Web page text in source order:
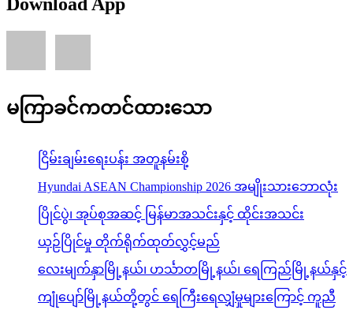
မကြာခင်ကတင်ထားသော
ငြိမ်းချမ်းရေးပန်း အတူနမ်းစို့
Hyundai ASEAN Championship 2026 အမျိုးသားဘောလုံး
ပြိုင်ပွဲ၊ အုပ်စုအဆင့် မြန်မာအသင်းနှင့် ထိုင်းအသင်း
ယှဉ်ပြိုင်မှု တိုက်ရိုက်ထုတ်လွှင့်မည်
လေးမျက်နှာမြို့နယ်၊ ဟင်္သာတမြို့နယ်၊ ရေကြည်မြို့နယ်နှင့်
ကျုံပျော်မြို့နယ်တို့တွင် ရေကြီးရေလျှံမှုများကြောင့် ကူညီ